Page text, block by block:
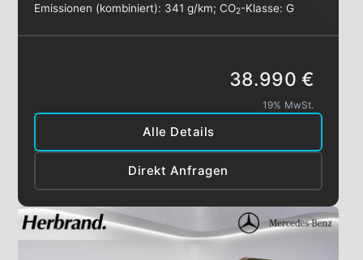
Emissionen (kombiniert): 341 g/km;CO2-Klasse:G
Alle Details
Direkt Anfragen
38.990 €
19% MwSt.